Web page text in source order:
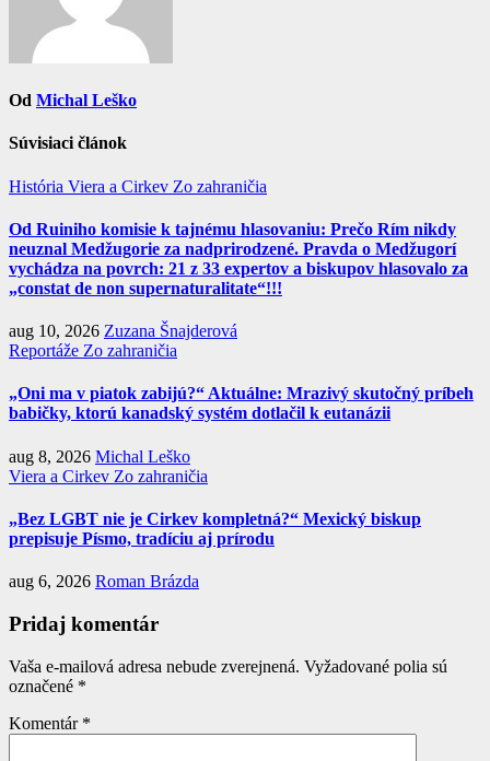
Od Michal Leško
Súvisiaci článok
História Viera a Cirkev Zo zahraničia
Od Ruiniho komisie k tajnému hlasovaniu: Prečo Rím nikdy
neuznal Medžugorie za nadprirodzené. Pravda o Medžugorí
vychádza na povrch: 21 z 33 expertov a biskupov hlasovalo za
„constat de non supernaturalitate“!!!
aug 10, 2026 Zuzana Šnajderová
Reportáže Zo zahraničia
„Oni ma v piatok zabijú?“ Aktuálne: Mrazivý skutočný príbeh
babičky, ktorú kanadský systém dotlačil k eutanázii
aug 8, 2026 Michal Leško
Viera a Cirkev Zo zahraničia
„Bez LGBT nie je Cirkev kompletná?“ Mexický biskup
prepisuje Písmo, tradíciu aj prírodu
aug 6, 2026 Roman Brázda
Pridaj komentár
Vaša e-mailová adresa nebude zverejnená. Vyžadované polia sú
označené *
Komentár *